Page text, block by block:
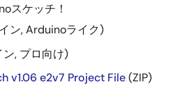
スケッチ！
ン, Arduinoライク)
, プロ向け)
v1.06 e2v7 Project File(ZIP)